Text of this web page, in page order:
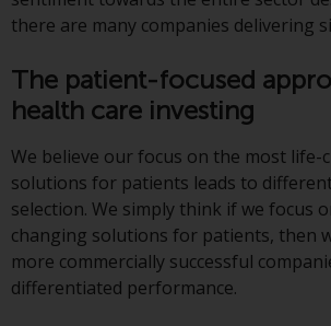
Die Informationen auf
auf ausländische
kollektive Kapitalanlagen,
RWC Asset Management
einem ihrer verbundenen
Unternehmen verwaltet
(die „von Redwheel
Fonds“). Einige der von
verwalteten Fonds, auf
dieser Website verwiesen
there are many companies delivering
The patient-focused
health care investing
We believe our focus on the most life-
solutions for patients leads to
selection. We simply think if we focus
changing solutions for patients, then
more commercially successful
differentiated performance.